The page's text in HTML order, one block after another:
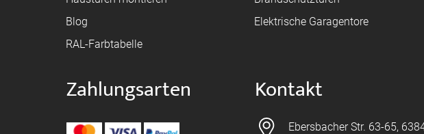
Blog
RAL-Farbtabelle
Elektrische Garagentore
Zahlungsarten Kontakt
Ebersbacher Str. 63-65,